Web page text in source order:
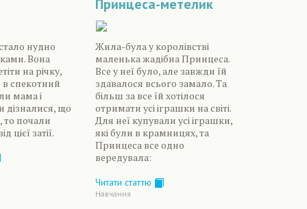
нудно
Вона
на річку,
спекотний
мама і
дізналися, що
то почали
цієї затії.
Принцеса-метелик
Жила-була у королівстві
маленька жадібна Принцеса.
Все у неї було, але завжди їй
здавалося всього замало. Та
більш за все їй хотілося
отримати усі іграшки на світі.
Для неї купували усі іграшки,
які були в крамницях, та
Принцеса все одно
вередувала:
Читати статтю
Навчання